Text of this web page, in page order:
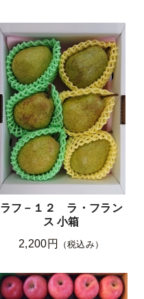
ラフ－１２ ラ・フラン
ス 小箱
2,200円
（税込み）